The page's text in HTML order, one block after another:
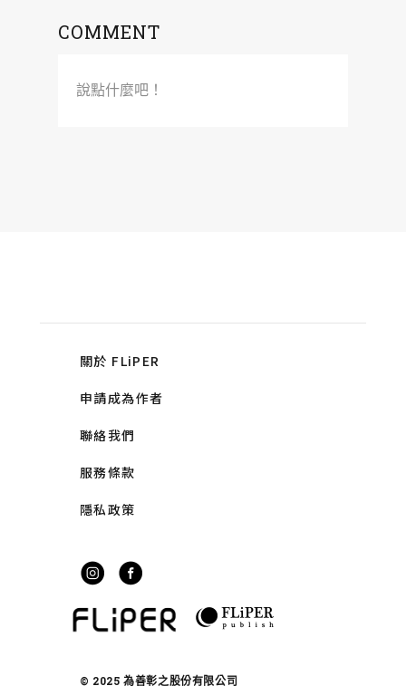
COMMENT
說點什麼吧！
關於 FLiPER
申請成為作者
聯絡我們
服務條款
隱私政策
© 2025 為善彰之股份有限公司